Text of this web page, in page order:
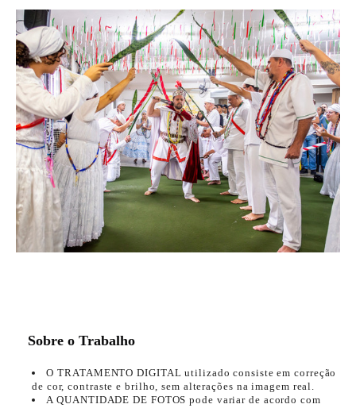
Sobre o Trabalho
O TRATAMENTO DIGITAL utilizado consiste em correção
de cor, contraste e brilho, sem alterações na imagem real.
A QUANTIDADE DE FOTOS pode variar de acordo com